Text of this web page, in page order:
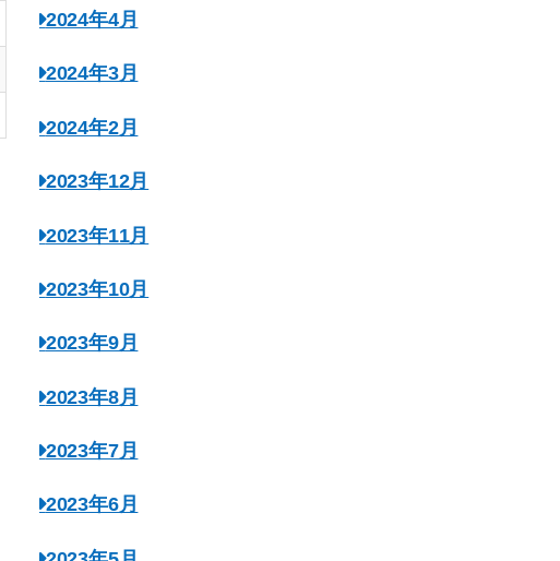
2024年4月
2024年3月
2024年2月
2023年12月
2023年11月
2023年10月
2023年9月
2023年8月
2023年7月
2023年6月